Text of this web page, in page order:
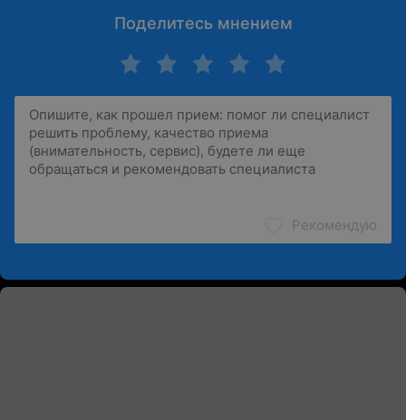
Поделитесь мнением
Рекомендую